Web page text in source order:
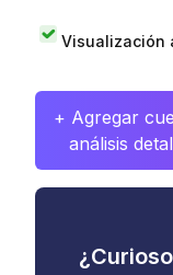
Visualización
+ Agregar
análisis